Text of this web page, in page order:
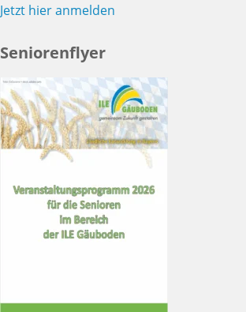
Jetzt hier anmelden
Seniorenflyer